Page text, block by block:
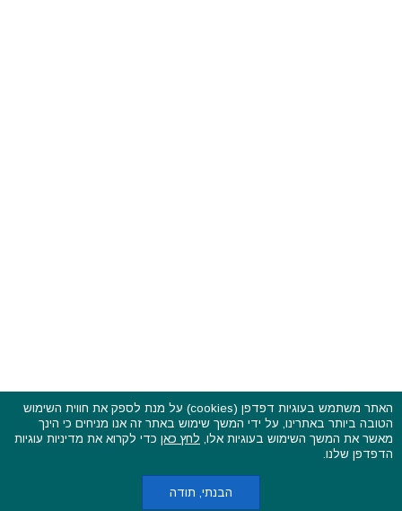
פסטיבלים וקרנבלים בעולם - כל הזכויות שמורות © 2015 - 2026
בשותפות עםCarniFest Online
מדיניות עוגיות (קוקיס)
האתר משתמש בעוגיות דפדפן (cookies) על מנת לספק את חווית השימוש
הטובה ביותר באתרינו, על ידי המשך שימוש באתר זה אנו מניחים כי הינך
מאשר את המשך השימוש בעוגיות אלו, לחץ כאן כדי לקרוא את מדיניות עוגיות
הדפדפן שלנו.